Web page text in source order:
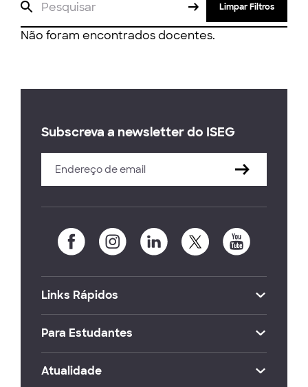
Limpar Filtros
Não foram encontrados docentes.
Subscreva a newsletter do ISEG
Links Rápidos
Para Estudantes
Atualidade